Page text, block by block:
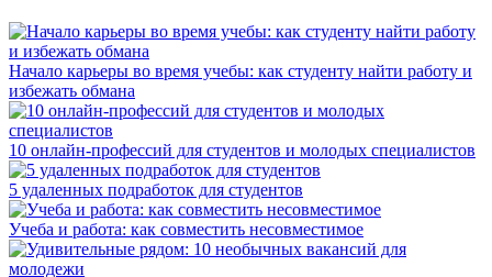
Начало карьеры во время учебы: как студенту найти работу и
избежать обмана
10 онлайн-профессий для студентов и молодых специалистов
5 удаленных подработок для студентов
Учеба и работа: как совместить несовместимое